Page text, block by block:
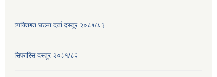
व्यक्तिगत घटना दर्ता दस्तूर २०८१/८२
सिफारिस दस्तूर २०८१/८२